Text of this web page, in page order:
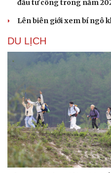
đầu tư công trong năm
Lên biên giới xem bí ngô
DU LỊCH